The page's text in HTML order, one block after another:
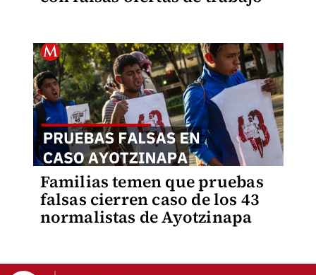
Familias temen que pruebas
falsas cierren caso de los 43
normalistas de Ayotzinapa